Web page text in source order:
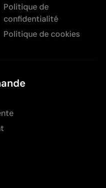
Politique de
confidentialité
Politique de cookies